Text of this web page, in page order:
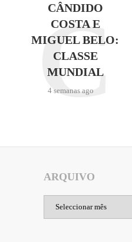
CÂNDIDO
COSTA E
MIGUEL BELO:
CLASSE
MUNDIAL
4 semanas ago
C
ARQUIVO